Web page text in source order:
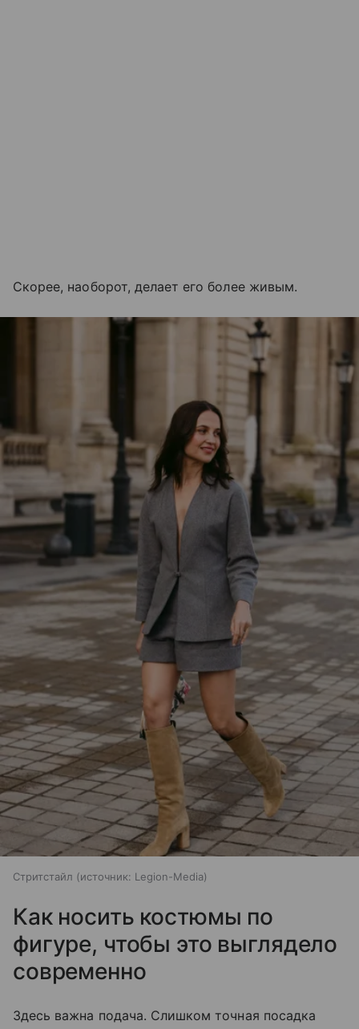
Скорее, наоборот, делает его более живым.
Стритстайл источник: Legion-Media
Как носить костюмы по
фигуре, чтобы это выглядело
современно
Здесь важна подача. Слишком точная посадка